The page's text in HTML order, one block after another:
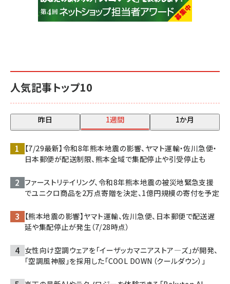
人気記事トップ10
昨日 1週間 1か月
【7/29最新】令和8年熊本地震の影響、ヤマト運輸・佐川急便・
日本郵便が配送制限、熊本全域で集配停止や引受停止も
ファーストリテイリング、令和8年熊本地震の被災地緊急支援
でユニクロ商品を2万点寄贈を決定、1億円規模の寄付を予定
【熊本地震の影響】ヤマト運輸、佐川急便、日本郵便で配送遅
延や集配停止が発生（7/28時点）
女性向け空調ウェアを「イーザッカマニアストア―ズ」が開発、
「空調風神服」を採用した「COOL DOWN（クールダウン）」